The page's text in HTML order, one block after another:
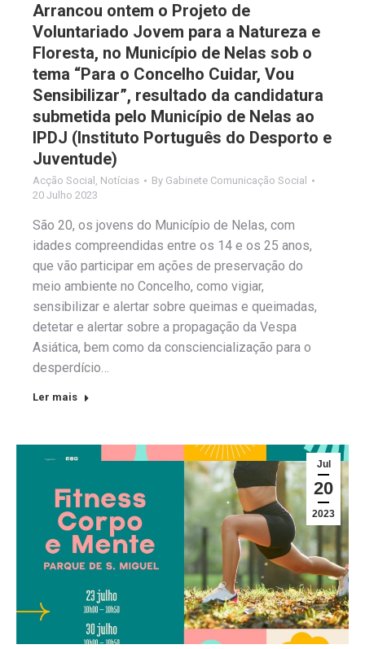
Arrancou ontem o Projeto de
Voluntariado Jovem para a Natureza e
Floresta, no Município de Nelas sob o
tema “Para o Concelho Cuidar, Vou
Sensibilizar”, resultado da candidatura
submetida pelo Município de Nelas ao
IPDJ (Instituto Português do Desporto e
Juventude)
Acção Social , Notícias By Gabinete Comunicação Social
20 Julho 2023
São 20, os jovens do Município de Nelas, com
idades compreendidas entre os 14 e os 25 anos,
que vão participar em ações de preservação do
meio ambiente no Concelho, como vigiar,
sensibilizar e alertar sobre queimas e queimadas,
detetar e alertar sobre a propagação da Vespa
Asiática, bem como da consciencialização para o
desperdício…
Ler mais
Jul
20
2023